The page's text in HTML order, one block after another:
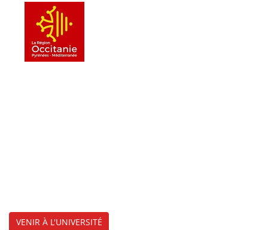
VENIR À L'UNIVERSITÉ